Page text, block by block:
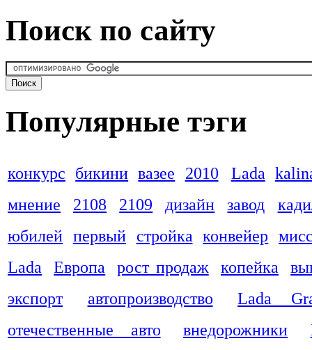
Поиск по сайту
Популярные тэги
конкурс бикини вазее 2010 Lada
мнение
2108 2109 дизайн завод
юбилей первый стройка конвейер
Lada
Европа рост продаж копейка
экспорт
автопроизводство
Lada
отечественные авто
внедорожники